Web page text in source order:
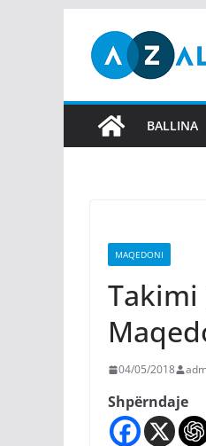
content
BALLINA
MAQEDONI
Takimi
04/05/2018
Shpërndaje